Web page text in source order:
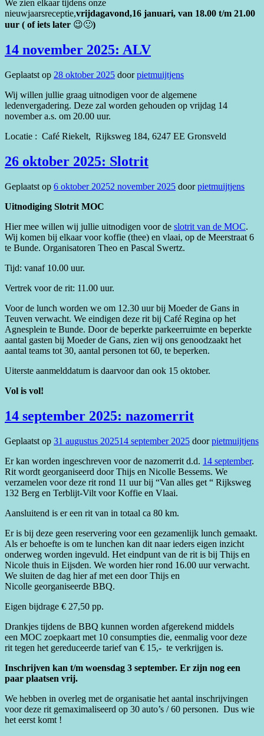
We zien elkaar tijdens onze
nieuwjaarsreceptie,vrijdagavond,16 januari, van 18.00 t/m 21.00
uur ( of iets later 😉🙂)
14 november 2025: ALV
Geplaatst op 28 oktober 2025 doorpietmuijtjens
Wij willen jullie graag uitnodigen voor de algemene
ledenvergadering. Deze zal worden gehouden op vrijdag 14
november a.s. om 20.00 uur.
Locatie : Café Riekelt, Rijksweg 184, 6247 EE Gronsveld
26 oktober 2025: Slotrit
Geplaatst op 6 oktober 20252 november 2025 doorpietmuijtjens
Uitnodiging Slotrit MOC
Hier mee willen wij jullie uitnodigen voor de slotrit van de MOC.
Wij komen bij elkaar voor koffie (thee) en vlaai, op de Meerstraat 6
te Bunde. Organisatoren Theo en Pascal Swertz.
Tijd: vanaf 10.00 uur.
Vertrek voor de rit: 11.00 uur.
Voor de lunch worden we om 12.30 uur bij Moeder de Gans in
Teuven verwacht. We eindigen deze rit bij Café Regina op het
Agnesplein te Bunde. Door de beperkte parkeerruimte en beperkte
aantal gasten bij Moeder de Gans, zien wij ons genoodzaakt het
aantal teams tot 30, aantal personen tot 60, te beperken.
Uiterste aanmelddatum is daarvoor dan ook 15 oktober.
Vol is vol!
14 september 2025: nazomerrit
Geplaatst op 31 augustus 202514 september 2025 doorpietmuijtjens
Er kan worden ingeschreven voor de nazomerrit d.d. 14 september.
Rit wordt georganiseerd door Thijs en Nicolle Bessems. We
verzamelen voor deze rit rond 11 uur bij “Van alles get “ Rijksweg
132 Berg en Terblijt-Vilt voor Koffie en Vlaai.
Aansluitend is er een rit van in totaal ca 80 km.
Er is bij deze geen reservering voor een gezamenlijk lunch gemaakt.
Als er behoefte is om te lunchen kan dit naar ieders eigen inzicht
onderweg worden ingevuld. Het eindpunt van de rit is bij Thijs en
Nicole thuis in Eijsden. We worden hier rond 16.00 uur verwacht.
We sluiten de dag hier af met een door Thijs en
Nicolle georganiseerde BBQ.
Eigen bijdrage € 27,50 pp.
Drankjes tijdens de BBQ kunnen worden afgerekend middels
een MOC zoepkaart met 10 consumpties die, eenmalig voor deze
rit tegen het gereduceerde tarief van € 15,- te verkrijgen is.
Inschrijven kan t/m woensdag 3 september. Er zijn nog een
paar plaatsen vrij.
We hebben in overleg met de organisatie het aantal inschrijvingen
voor deze rit gemaximaliseerd op 30 auto’s / 60 personen. Dus wie
het eerst komt !